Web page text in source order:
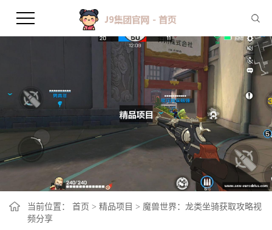
当前位置： 首页 > 精品项目 > 魔兽世界：龙类坐骑获取攻略视
频分享